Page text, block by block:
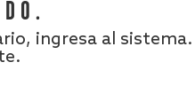
ingresa al sistema.